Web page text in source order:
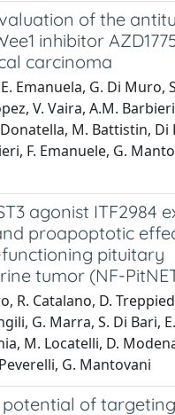
of the
inhibitor
carcinoma
Emanuela, G. Di Muro,
V. Vaira, A.M.
M. Battistin, Di
F. Emanuele, G.
agonist ITF2984
proapoptotic
pituitary
tumor (NF-
R. Catalano, D.
G. Marra, S. Di Bari,
M. Locatelli, D.
G. Mantovani
of